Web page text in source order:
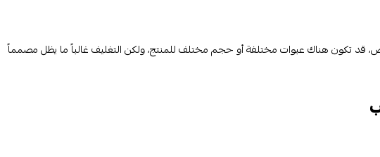
قد تكون هناك عبوات مختلفة أو حجم مختلف للمنتج، ولكن التغليف غالباً ما يظل مصمماً